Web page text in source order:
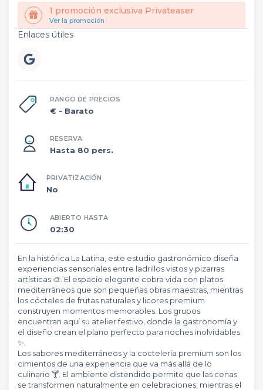
Enlaces útiles
1 promoción exclusiva Privateaser
Ver la promoción
RANGO DE PRECIOS
€ - Barato
RESERVA
Hasta 80 pers.
PRIVATIZACIÓN
No
ABIERTO HASTA
02:30
En la histórica La Latina, este estudio gastronómico diseña
experiencias sensoriales entre ladrillos vistos y pizarras
artísticas 🎨. El espacio elegante cobra vida con platos
mediterráneos que son pequeñas obras maestras, mientras
los cócteles de frutas naturales y licores premium
construyen momentos memorables. Los grupos
encuentran aquí su atelier festivo, donde la gastronomía y
el diseño crean el plano perfecto para noches inolvidables
✨.
Los sabores mediterráneos y la coctelería premium son los
cimientos de una experiencia que va más allá de lo
culinario 🍸. El ambiente distendido permite que las cenas
se transformen naturalmente en celebraciones, mientras el